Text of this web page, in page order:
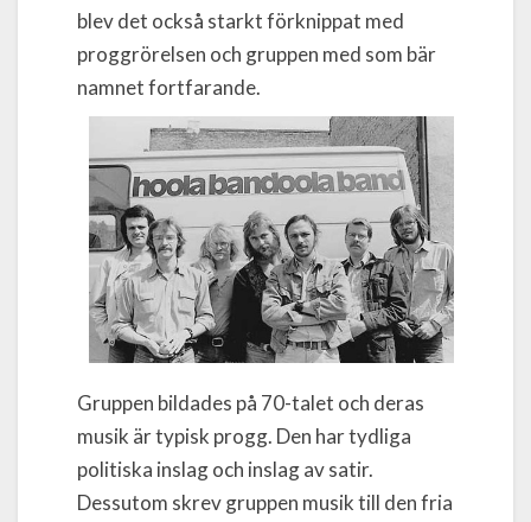
blev det också starkt förknippat med
proggrörelsen och gruppen med som bär
namnet fortfarande.
Gruppen bildades på 70-talet och deras
musik är typisk progg. Den har tydliga
politiska inslag och inslag av satir.
Dessutom skrev gruppen musik till den fria